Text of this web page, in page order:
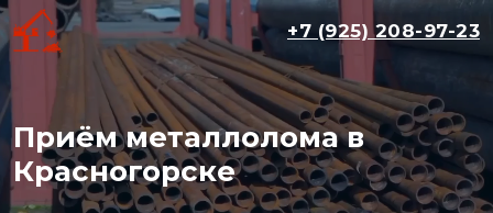
+7 (925) 208-97-23
Приём металлолома в
Красногорске